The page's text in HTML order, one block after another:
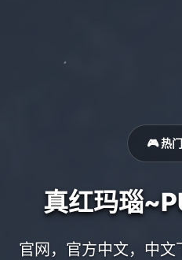
🎮 热
真红玛瑙
官网，官方中文，中文